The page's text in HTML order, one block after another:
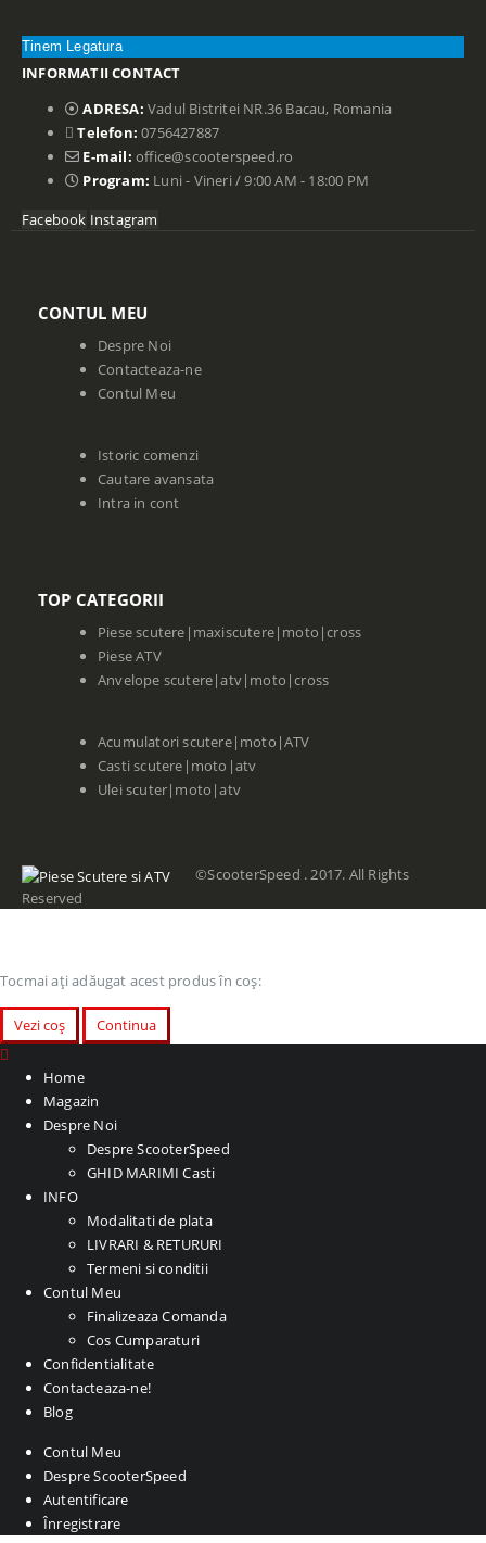
Tinem Legatura
INFORMATII CONTACT
ADRESA: Vadul Bistritei NR.36 Bacau, Romania
Telefon: 0756427887
E-mail: office@scooterspeed.ro
Program: Luni - Vineri / 9:00 AM - 18:00 PM
Facebook Instagram
CONTUL MEU
Despre Noi
Contacteaza-ne
Contul Meu
Istoric comenzi
Cautare avansata
Intra in cont
TOP CATEGORII
Piese scutere|maxiscutere|moto|cross
Piese ATV
Anvelope scutere|atv|moto|cross
Acumulatori scutere|moto|ATV
Casti scutere|moto|atv
Ulei scuter|moto|atv
©ScooterSpeed . 2017. All Rights
Reserved
Tocmai ați adăugat acest produs în coș:
Vezi coș Continua
Home
Magazin
Despre Noi
Despre ScooterSpeed
GHID MARIMI Casti
INFO
Modalitati de plata
LIVRARI & RETURURI
Termeni si conditii
Contul Meu
Finalizeaza Comanda
Cos Cumparaturi
Confidentialitate
Contacteaza-ne!
Blog
Contul Meu
Despre ScooterSpeed
Autentificare
Înregistrare